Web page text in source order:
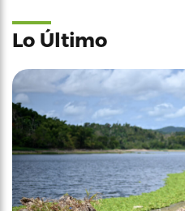
Lo Último